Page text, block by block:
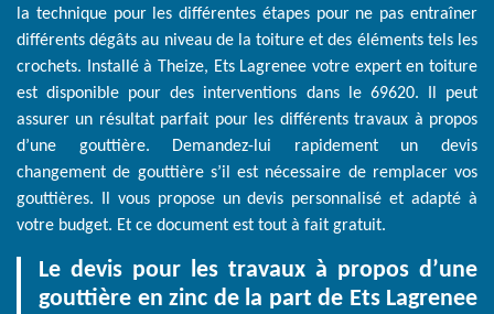
la technique pour les différentes étapes pour ne pas entraîner
différents dégâts au niveau de la toiture et des éléments tels les
crochets. Installé à Theize, Ets Lagrenee votre expert en toiture
est disponible pour des interventions dans le 69620. Il peut
assurer un résultat parfait pour les différents travaux à propos
d’une gouttière. Demandez-lui rapidement un devis
changement de gouttière s’il est nécessaire de remplacer vos
gouttières. Il vous propose un devis personnalisé et adapté à
votre budget. Et ce document est tout à fait gratuit.
Le devis pour les travaux à propos d’une
gouttière en zinc de la part de Ets Lagrenee